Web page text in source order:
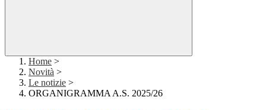
Home >
Novità >
Le notizie >
ORGANIGRAMMA A.S. 2025/26